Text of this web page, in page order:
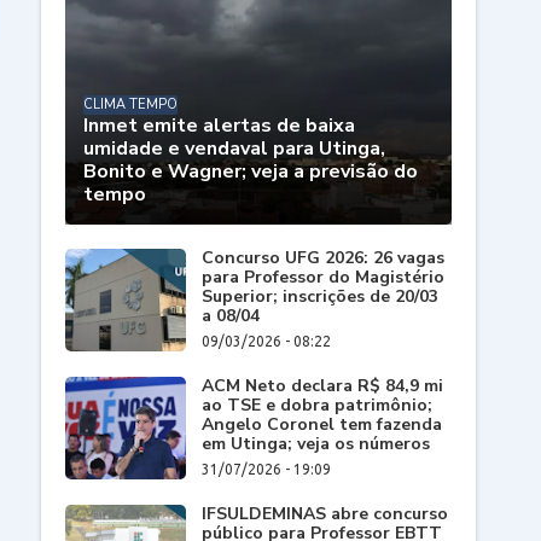
CLIMA TEMPO
Inmet emite alertas de baixa
umidade e vendaval para Utinga,
Bonito e Wagner; veja a previsão do
tempo
Concurso UFG 2026: 26 vagas
para Professor do Magistério
Superior; inscrições de 20/03
a 08/04
09/03/2026 - 08:22
ACM Neto declara R$ 84,9 mi
ao TSE e dobra patrimônio;
Angelo Coronel tem fazenda
em Utinga; veja os números
31/07/2026 - 19:09
IFSULDEMINAS abre concurso
público para Professor EBTT